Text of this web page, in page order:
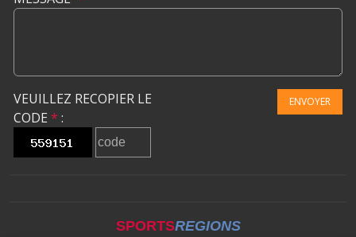
VEUILLEZ RECOPIER LE
CODE * :
ENVOYER
SPORTSREGIONS